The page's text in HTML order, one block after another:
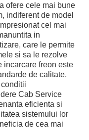
ofere cele mai bune
indiferent de model
cel mai
in
care le permite
si sa le rezolve
incarcare freon este
de calitate,
Cab Service
eficienta si
sistemului lor
de cea mai